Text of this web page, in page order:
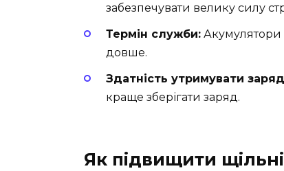
забезпечувати велику силу
Термін служби: Акумулятори
довше.
Здатність утримувати
краще зберігати заряд.
Як підвищити